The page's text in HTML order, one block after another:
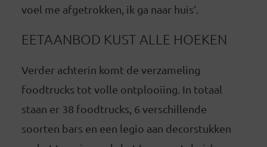
voel me afgetrokken, ik ga naar huis’.
EETAANBOD KUST ALLE HOEKEN
Verder achterin komt de verzameling
foodtrucks tot volle ontplooiing. In totaal
staan er 38 foodtrucks, 6 verschillende
soorten bars en een legio aan decorstukken